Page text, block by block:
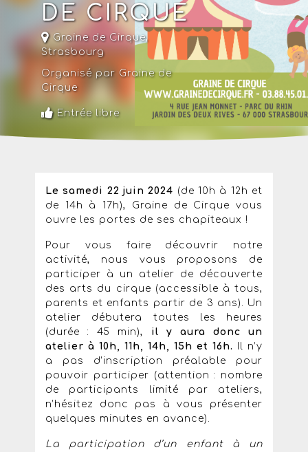
DE CIRQUE
Graine de Cirque,
Strasbourg
Organisé par Graine de
Cirque
Entrée libre
Lesamedi 22 juin 2024 (de 10h à 12h et
de 14h à 17h), Graine de Cirque vous
ouvre les portes de ses chapiteaux !
Pour vous faire découvrir notre
activité, nous vous proposons de
participer à un atelier de découverte
des arts du cirque (accessible à tous,
parents et enfants partir de 3 ans). Un
atelier débutera toutes les heures
(durée : 45 min), il y aura donc un
atelier à 10h, 11h, 14h, 15h et 16h. Il n’y
a pas d’inscription préalable pour
pouvoir participer (attention : nombre
de participants limité par ateliers,
n’hésitez donc pas à vous présenter
quelques minutes en avance).
La participation d’un enfant à un